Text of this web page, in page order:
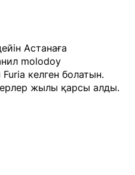
Астанаға
molodoy
келген болатын.
жылы қарсы алды.